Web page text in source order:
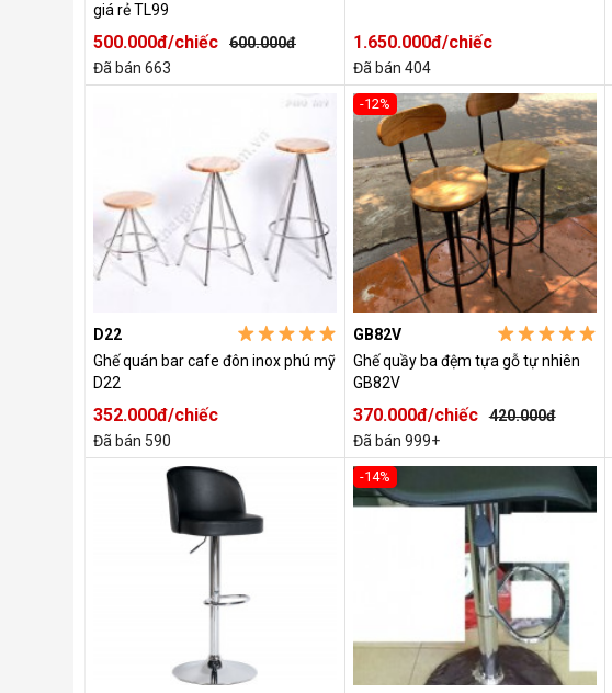
giá rẻ TL99
500.000đ/chiếc
600.000đ
Đã bán 663
1.650.000đ/chiếc
Đã bán 404
D22
Ghế quán bar cafe đôn inox phú mỹ
D22
352.000đ/chiếc
Đã bán 590
-12%
GB82V
Ghế quầy ba đệm tựa gỗ tự nhiên
GB82V
370.000đ/chiếc
420.000đ
Đã bán 999+
-14%